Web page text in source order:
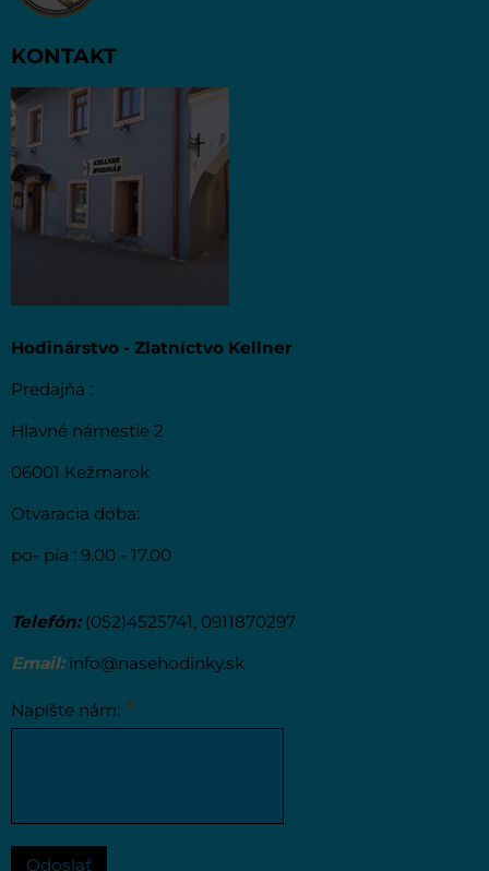
KONTAKT
Hodinárstvo - Zlatníctvo Kellner
Predajňa :
Hlavné námestie 2
06001 Kežmarok
Otvaracia doba:
po- pia : 9.00 - 17.00
Telefón:(052)4525741, 0911870297
Email: info@nasehodinky.sk
Napíšte nám: *
Odoslať